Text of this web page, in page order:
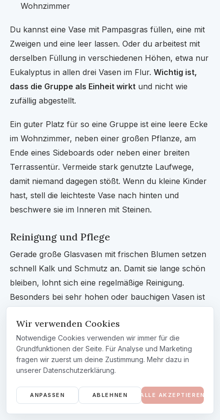
Wohnzimmer
Du kannst eine Vase mit Pampasgras füllen, eine mit
Zweigen und eine leer lassen. Oder du arbeitest mit
derselben Füllung in verschiedenen Höhen, etwa nur
Eukalyptus in allen drei Vasen im Flur. Wichtig ist,
dass die Gruppe als Einheit wirkt und nicht wie
zufällig abgestellt.
Ein guter Platz für so eine Gruppe ist eine leere Ecke
im Wohnzimmer, neben einer großen Pflanze, am
Ende eines Sideboards oder neben einer breiten
Terrassentür. Vermeide stark genutzte Laufwege,
damit niemand dagegen stößt. Wenn du kleine Kinder
hast, stell die leichteste Vase nach hinten und
beschwere sie im Inneren mit Steinen.
Reinigung und Pflege
Gerade große Glasvasen mit frischen Blumen setzen
schnell Kalk und Schmutz an. Damit sie lange schön
bleiben, lohnt sich eine regelmäßige Reinigung.
Besonders bei sehr hohen oder bauchigen Vasen ist
leichter.
Fülle die Vase mit warmem Wasser und einem
Schuss Essig oder Zitronensäure.
schwenke alles kräftig, damit sich Ablagerungen
Wir verwenden Cookies
Notwendige Cookies verwenden wir immer für die
Grundfunktionen der Seite. Für Analyse und Marketing
fragen wir zuerst um deine Zustimmung. Mehr dazu in
unserer Datenschutzerklärung.
ANPASSEN ABLEHNEN ALLE AKZEPTIEREN